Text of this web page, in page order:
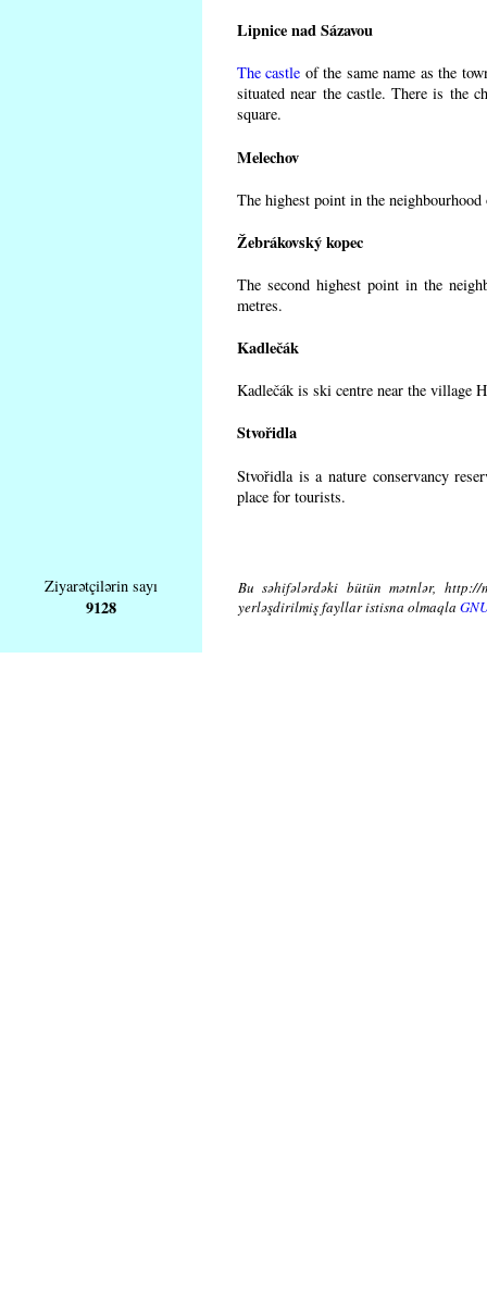
Lipnice nad Sázavou
The castle of the same name as the
situated near the castle. There is the
square.
Melechov
The highest point in the neighbourhood
Žebrákovský kopec
The second highest point in the
metres.
Kadlečák
Kadlečák is ski centre near the village
Stvořidla
Stvořidla is a nature conservancy
place for tourists.
Ziyarətçilərin sayı
9128
Bu səhifələrdəki bütün mətnlər, http://
yerləşdirilmiş fayllar istisna olmaqla